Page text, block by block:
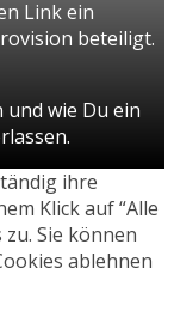
Link ein
beteiligt.
wie Du ein
ihre
Klick auf “Alle
Sie können
ablehnen